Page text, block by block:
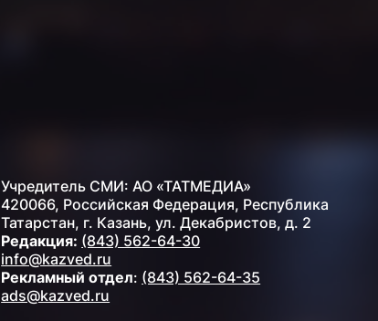
Учредитель СМИ: АО «ТАТМЕДИА»
420066, Российская Федерация, Республика
Татарстан, г. Казань, ул. Декабристов, д. 2
Редакция: (843) 562-64-30
info@kazved.ru
Рекламный отдел: (843) 562-64-35
ads@kazved.ru